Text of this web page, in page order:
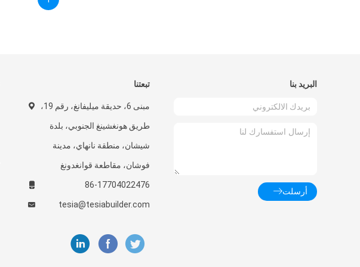
تبعتنا
مبنى 6، حديقة ميليفانغ، رقم 19،
طريق هونغشينغ الجنوبي، بلدة
شيشان، منطقة نانهاي، مدينة
فوشان، مقاطعة قوانغدونغ
86-17704022476
tesia@tesiabuilder.com
البريد بنا
أرسلت